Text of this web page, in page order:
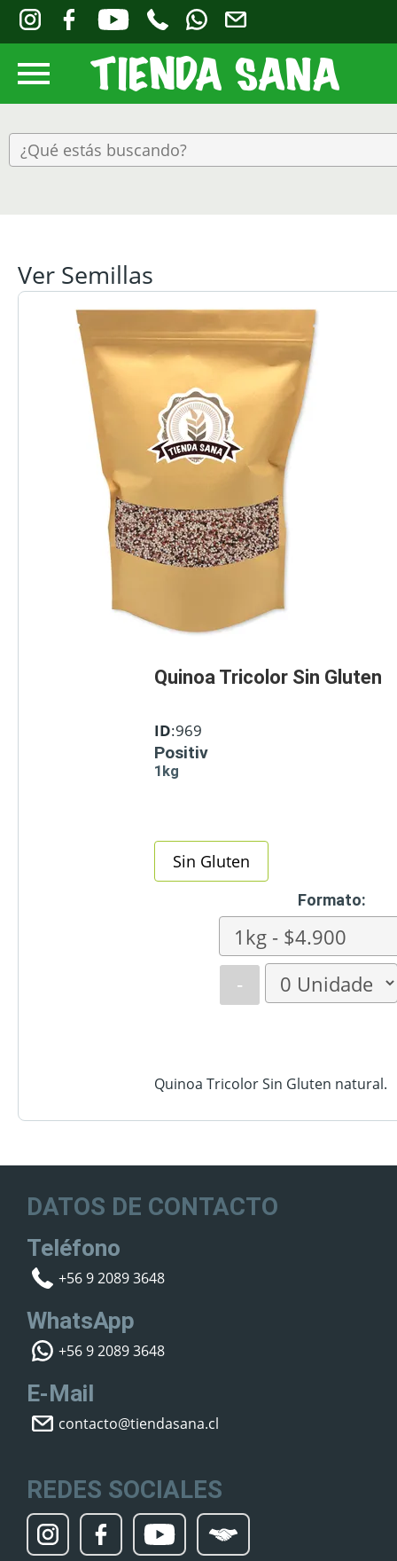
Ver Semillas
Quinoa Tricolor Sin Gluten
ID:969
Positiv
1kg
Sin Gluten
Formato:
-
Quinoa Tricolor Sin Gluten natural.
DATOS DE CONTACTO
Teléfono
+56 9 2089 3648
WhatsApp
+56 9 2089 3648
E-Mail
contacto@tiendasana.cl
REDES SOCIALES